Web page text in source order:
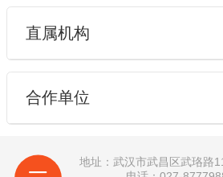
直属机构
合作单位
地址：武汉市武昌区武珞路